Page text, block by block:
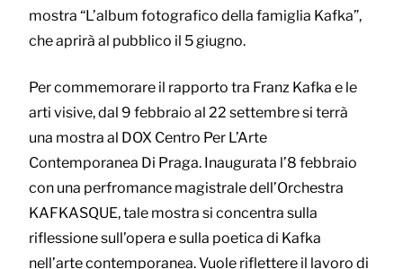
mostra “L’album fotografico della famiglia Kafka”,
che aprirà al pubblico il 5 giugno.
Per commemorare il rapporto tra Franz Kafka e le
arti visive, dal 9 febbraio al 22 settembre si terrà
una mostra al DOX Centro Per L’Arte
Contemporanea Di Praga. Inaugurata l’8 febbraio
con una perfromance magistrale dell’Orchestra
KAFKASQUE, tale mostra si concentra sulla
riflessione sull’opera e sulla poetica di Kafka
nell’arte contemporanea. Vuole riflettere il lavoro di